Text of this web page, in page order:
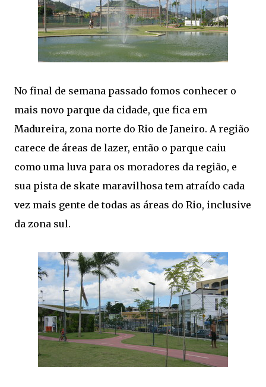
No final de semana passado fomos conhecer o
mais novo parque da cidade, que fica em
Madureira, zona norte do Rio de Janeiro. A região
carece de áreas de lazer, então o parque caiu
como uma luva para os moradores da região, e
sua pista de skate maravilhosa tem atraído cada
vez mais gente de todas as áreas do Rio, inclusive
da zona sul.